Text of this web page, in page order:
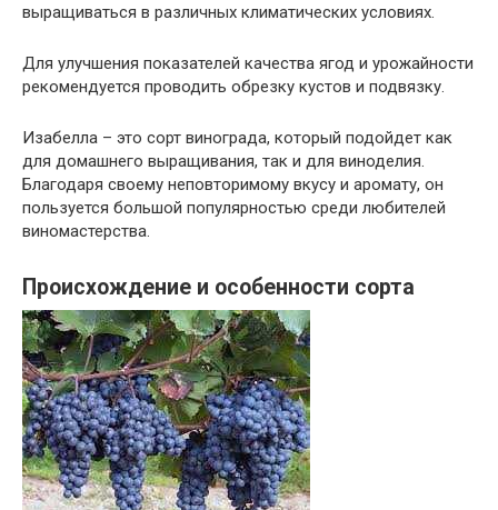
выращиваться в различных климатических условиях.
Для улучшения показателей качества ягод и урожайности
рекомендуется проводить обрезку кустов и подвязку.
Изабелла – это сорт винограда, который подойдет как
для домашнего выращивания, так и для виноделия.
Благодаря своему неповторимому вкусу и аромату, он
пользуется большой популярностью среди любителей
виномастерства.
Происхождение и особенности сорта